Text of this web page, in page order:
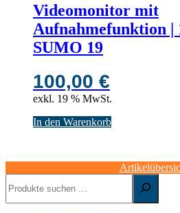
Videomonitor mit
Aufnahmefunktion |
SUMO 19
100,00 €
exkl. 19 % MwSt.
In den Warenkorb